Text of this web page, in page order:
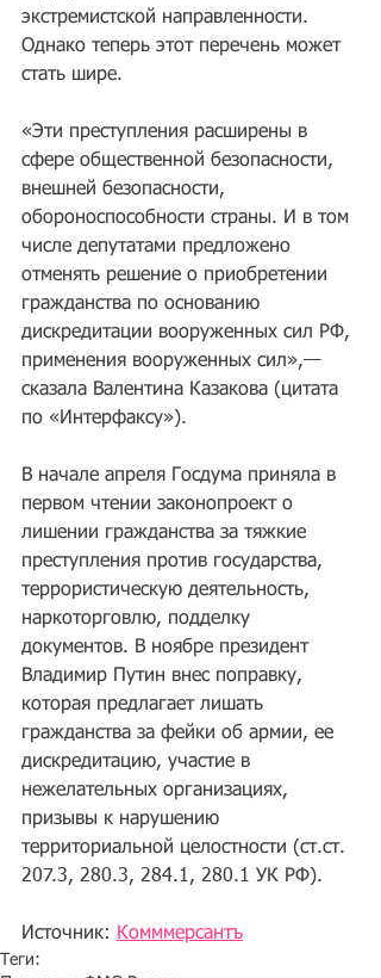
экстремистской направленности.
Однако теперь этот перечень может
стать шире.
«Эти преступления расширены в
сфере общественной безопасности,
внешней безопасности,
обороноспособности страны. И в том
числе депутатами предложено
отменять решение о приобретении
гражданства по основанию
дискредитации вооруженных сил РФ,
применения вооруженных сил»,—
сказала Валентина Казакова (цитата
по «Интерфаксу»).
В начале апреля Госдума приняла в
первом чтении законопроект о
лишении гражданства за тяжкие
преступления против государства,
террористическую деятельность,
наркоторговлю, подделку
документов. В ноябре президент
Владимир Путин внес поправку,
которая предлагает лишать
гражданства за фейки об армии, ее
дискредитацию, участие в
нежелательных организациях,
призывы к нарушению
территориальной целостности (ст.ст.
207.3, 280.3, 284.1, 280.1 УК РФ).
Источник: Комммерсантъ
Теги: